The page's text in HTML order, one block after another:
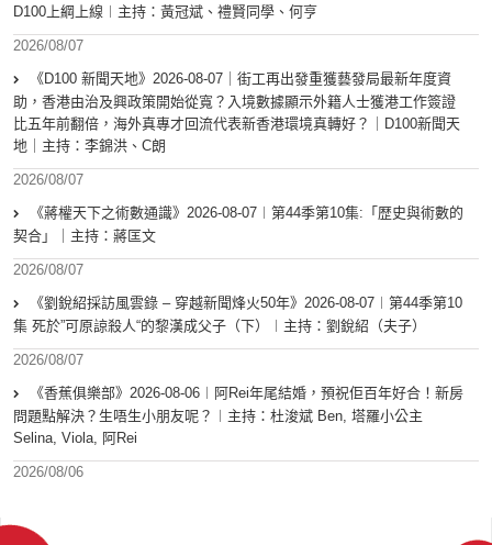
D100上綱上線︱主持：黃冠斌、禮賢同學、何亨
2026/08/07
《D100 新聞天地》2026-08-07｜街工再出發重獲藝發局最新年度資
助，香港由治及興政策開始從寬？入境數據顯示外籍人士獲港工作簽證
比五年前翻倍，海外真專才回流代表新香港環境真轉好？｜D100新聞天
地｜主持：李錦洪、C朗
2026/08/07
《蔣權天下之術數通識》2026-08-07︱第44季第10集:「歴史與術數的
契合」｜主持：蔣匡文
2026/08/07
《劉銳紹採訪風雲錄 – 穿越新聞烽火50年》2026-08-07︱第44季第10
集 死於”可原諒殺人“的黎漢成父子（下）︱主持：劉銳紹（夫子）
2026/08/07
《香蕉俱樂部》2026-08-06︱阿Rei年尾結婚，預祝佢百年好合！新房
問題點解決？生唔生小朋友呢？︱主持：杜浚斌 Ben, 塔羅小公主
Selina, Viola, 阿Rei
2026/08/06